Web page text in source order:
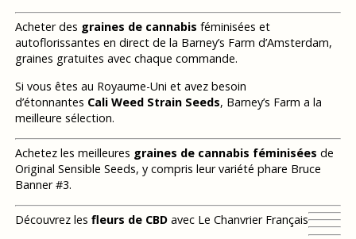
Acheter des graines de cannabis féminisées et
autoflorissantes en direct de la Barney’s Farm d’Amsterdam,
graines gratuites avec chaque commande.
Si vous êtes au Royaume-Uni et avez besoin
d’étonnantes Cali Weed Strain Seeds, Barney’s Farm a la
meilleure sélection.
Achetez les meilleures graines de cannabis féminisées de
Original Sensible Seeds, y compris leur variété phare Bruce
Banner #3.
Découvrez les fleurs de CBDavec Le Chanvrier Français